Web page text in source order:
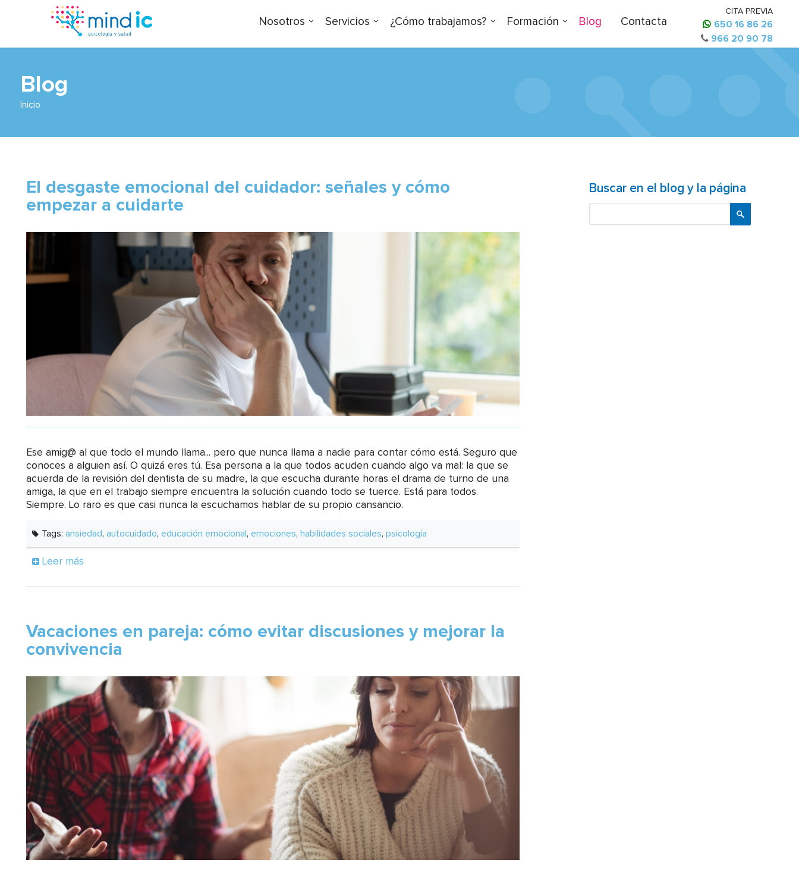
CITA PREVIA
650 16 86 26
966 20 90 78
Nosotros Servicios ¿Cómo trabajamos? Formación Blog Contacta
Blog
Inicio
El desgaste emocional del cuidador: señales y cómo
empezar a cuidarte
Ese amig@ al que todo el mundo llama... pero que nunca llama a nadie para contar cómo está. Seguro que
conoces a alguien así. O quizá eres tú. Esa persona a la que todos acuden cuando algo va mal: la que se
acuerda de la revisión del dentista de su madre, la que escucha durante horas el drama de turno de una
amiga, la que en el trabajo siempre encuentra la solución cuando todo se tuerce. Está para todos.
Siempre. Lo raro es que casi nunca la escuchamos hablar de su propio cansancio.
Tags: ansiedad, autocuidado, educación emocional , emociones, habilidades sociales, psicología
Leer más
Vacaciones en pareja: cómo evitar discusiones y mejorar la
convivencia
Buscar en el blog y la página